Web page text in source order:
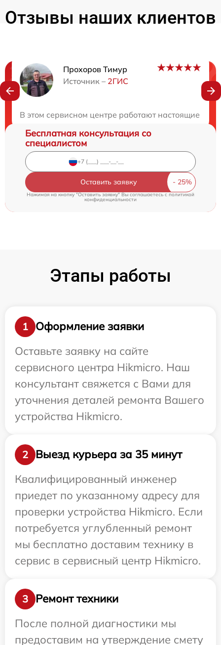
Отзывы наших клиентов
Прохоров Тимур
Источник – 2ГИС
В этом сервисном центре работают настоящие
Нужна консультация?
Бесплатная консультация со
специалистом
Оставить заявку
Нажимая на кнопку "Оставить заявку" Вы соглашаетесь cполитикой
конфиденциальности
Этапы работы
1
Оформление заявки
Оставьте заявку на сайте
сервисного центра Hikmicro. Наш
консультант свяжется с Вами для
уточнения деталей ремонта Вашего
устройства Hikmicro.
2
Выезд курьера за 35 минут
Квалифицированный инженер
приедет по указанному адресу для
проверки устройства Hikmicro. Если
потребуется углубленный ремонт
мы бесплатно доставим технику в
сервис в сервисный центр Hikmicro.
3
Ремонт техники
После полной диагностики мы
предоставим на утверждение смету